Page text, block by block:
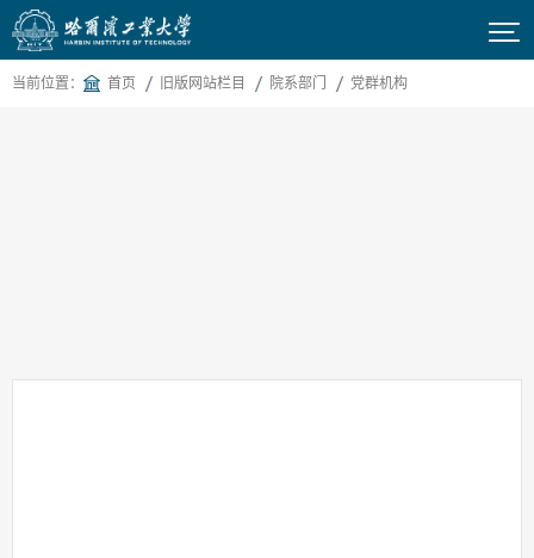

当前位置： 首页 旧版网站栏目 院系部门 党群机构